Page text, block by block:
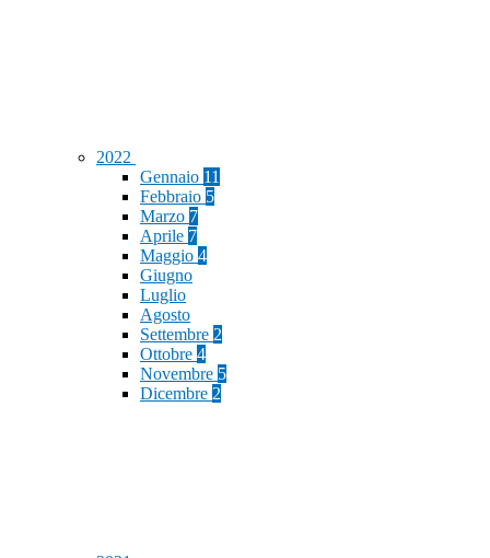
2022
Gennaio 11
Febbraio 5
Marzo 7
Aprile 7
Maggio 4
Giugno
Luglio
Agosto
Settembre 2
Ottobre 4
Novembre 5
Dicembre 2